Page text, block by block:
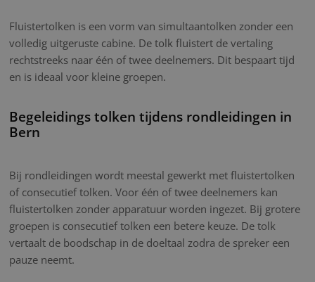
Fluistertolken is een vorm van simultaantolken zonder een
volledig uitgeruste cabine. De tolk fluistert de vertaling
rechtstreeks naar één of twee deelnemers. Dit bespaart tijd
en is ideaal voor kleine groepen.
Begeleidings tolken tijdens rondleidingen in
Bern
Bij rondleidingen wordt meestal gewerkt met fluistertolken
of consecutief tolken. Voor één of twee deelnemers kan
fluistertolken zonder apparatuur worden ingezet. Bij grotere
groepen is consecutief tolken een betere keuze. De tolk
vertaalt de boodschap in de doeltaal zodra de spreker een
pauze neemt.